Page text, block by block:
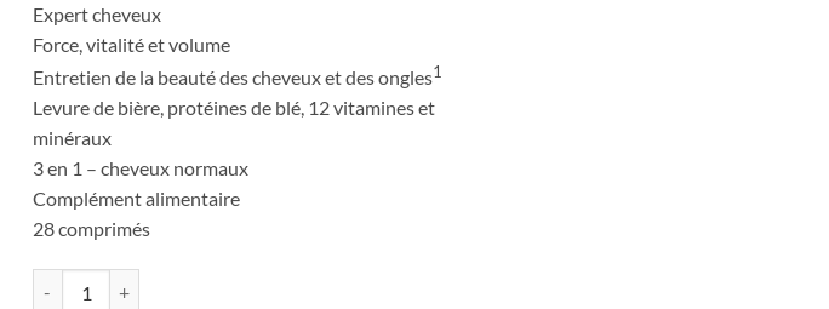
Expert cheveux
Force, vitalité et volume
Entretien de la beauté des cheveux et des ongles1
Levure de bière, protéines de blé, 12 vitamines et
minéraux
3 en 1 – cheveux normaux
Complément alimentaire
28 comprimés